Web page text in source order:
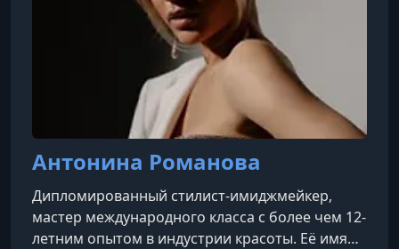
Антонина Романова
Дипломированный стилист-имиджмейкер,
мастер международного класса с более чем 12-
летним опытом в индустрии красоты. Её имя